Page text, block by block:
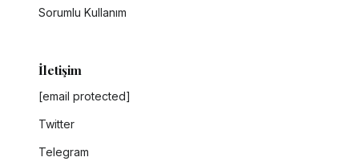
Sorumlu Kullanım
İletişim
[email protected]
Twitter
Telegram